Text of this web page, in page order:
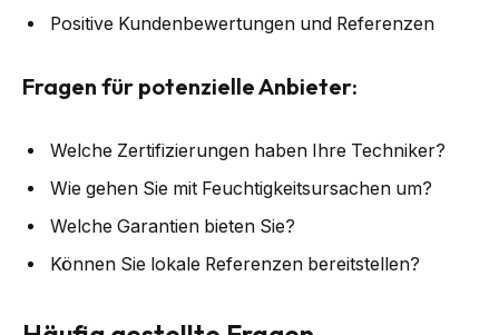
Positive Kundenbewertungen und Referenzen
Fragen für potenzielle Anbieter:
Welche Zertifizierungen haben Ihre Techniker?
Wie gehen Sie mit Feuchtigkeitsursachen um?
Welche Garantien bieten Sie?
Können Sie lokale Referenzen bereitstellen?